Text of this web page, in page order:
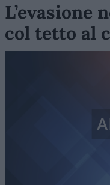
L’evasione
col tetto al